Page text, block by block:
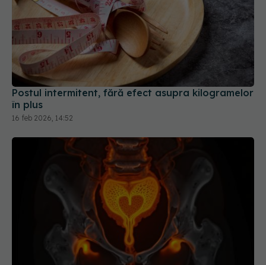
Postul intermitent, fără efect asupra kilogramelor
în plus
16 feb 2026, 14:52